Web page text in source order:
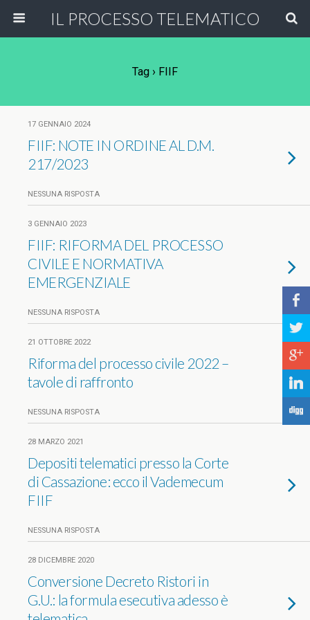
IL PROCESSO TELEMATICO
Tag › FIIF
17 GENNAIO 2024
FIIF: NOTE IN ORDINE AL D.M.
217/2023
NESSUNA RISPOSTA
3 GENNAIO 2023
FIIF: RIFORMA DEL PROCESSO
CIVILE E NORMATIVA
EMERGENZIALE
NESSUNA RISPOSTA
21 OTTOBRE 2022
Riforma del processo civile 2022 –
tavole di raffronto
NESSUNA RISPOSTA
28 MARZO 2021
Depositi telematici presso la Corte
di Cassazione: ecco il Vademecum
FIIF
NESSUNA RISPOSTA
28 DICEMBRE 2020
Conversione Decreto Ristori in
G.U.: la formula esecutiva adesso è
b
a
c
j
F